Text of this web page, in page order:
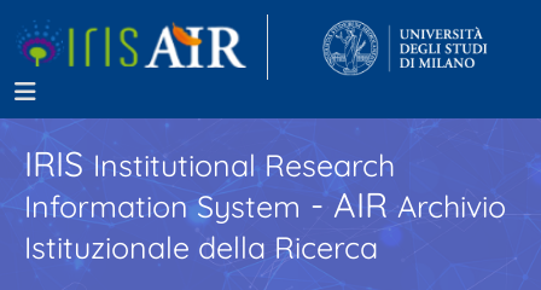
IRISInstitutional Research
Information System - AIR Archivio
Istituzionale della Ricerca